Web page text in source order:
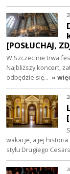
[POSŁUCHAJ,
W Szczecinie trwa
Najbliższy koncert,
odbędzie się… »
wakacje, a jej
stylu Drugiego